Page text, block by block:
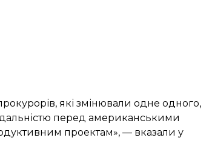
які змінювали одне одного,
перед американськими
проектам», — вказали у